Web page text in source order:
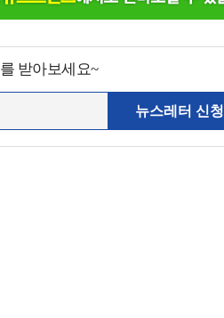
를 받아보세요~
뉴스레터 신청